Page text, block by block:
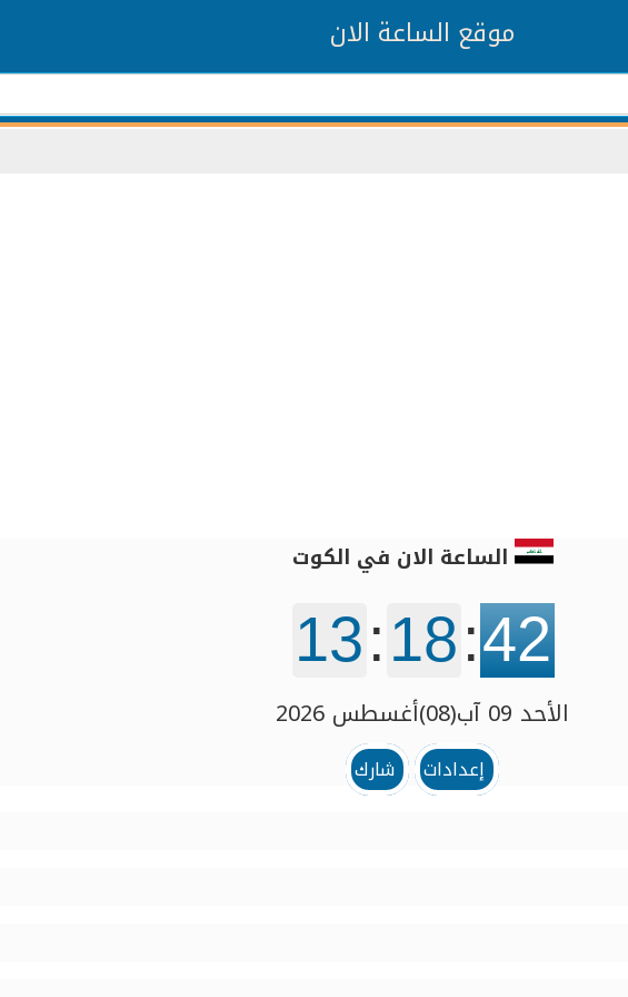
موقع الساعة الان
الساعة الان في الكوت
13:18:42
الأحد 09 آب(08)أغسطس 2026
إعدادات
شارك